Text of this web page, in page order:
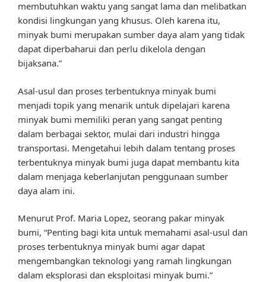
membutuhkan waktu yang sangat lama dan melibatkan
kondisi lingkungan yang khusus. Oleh karena itu,
minyak bumi merupakan sumber daya alam yang tidak
dapat diperbaharui dan perlu dikelola dengan
bijaksana.”
Asal-usul dan proses terbentuknya minyak bumi
menjadi topik yang menarik untuk dipelajari karena
minyak bumi memiliki peran yang sangat penting
dalam berbagai sektor, mulai dari industri hingga
transportasi. Mengetahui lebih dalam tentang proses
terbentuknya minyak bumi juga dapat membantu kita
dalam menjaga keberlanjutan penggunaan sumber
daya alam ini.
Menurut Prof. Maria Lopez, seorang pakar minyak
bumi, “Penting bagi kita untuk memahami asal-usul dan
proses terbentuknya minyak bumi agar dapat
mengembangkan teknologi yang ramah lingkungan
dalam eksplorasi dan eksploitasi minyak bumi.”